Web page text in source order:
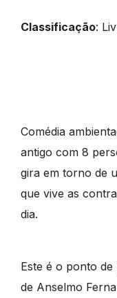
Classificação:
Comédia
antigo com 8
gira em torno de
que vive as
dia.
Este é o ponto
de Anselmo